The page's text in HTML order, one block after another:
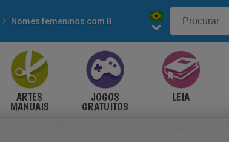
Nomes femeninos com B
ARTES
MANUAIS
JOGOS
GRATUITOS
LEIA